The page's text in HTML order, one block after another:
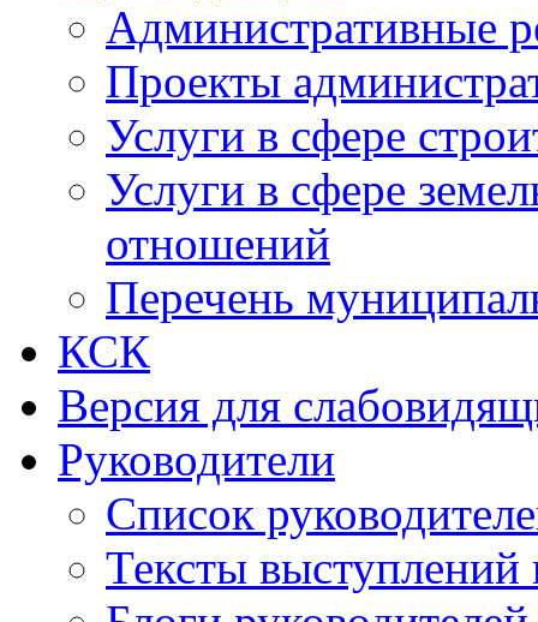
Административные
Проекты
Услуги в сфере
Услуги в сфере
отношений
Перечень
КСК
Версия для
Руководители
Список
Тексты выступлений